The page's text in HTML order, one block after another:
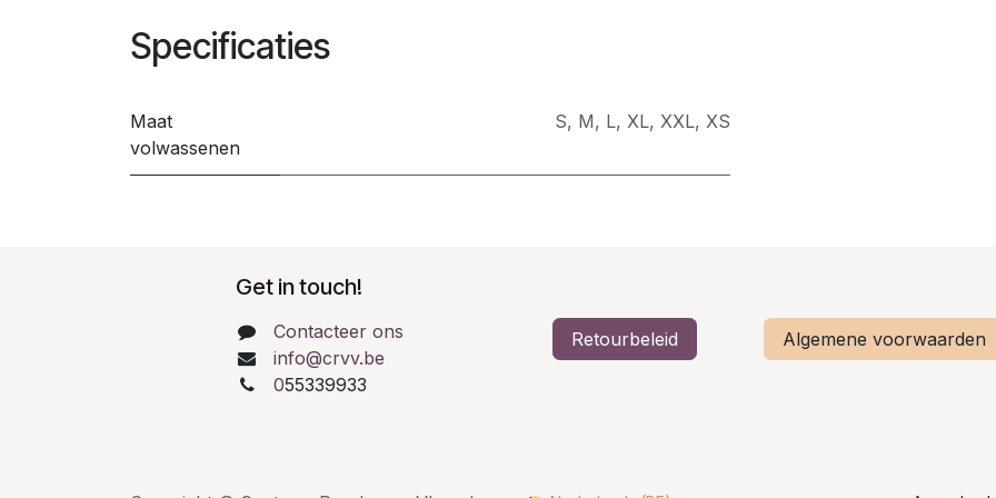
Specificaties
Maat
volwassenen
S, M, L, XL, XXL, XS
Get in touch!
Contacteer ons
info@crvv.be
055339933
Retourbeleid Algemene voorwaarden